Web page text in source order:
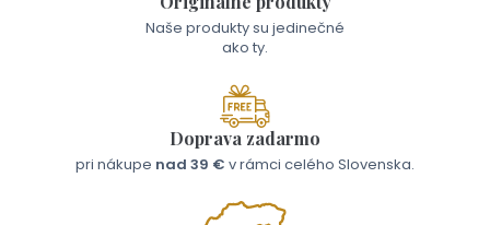
Naše produkty su jedinečné
ako ty.
Doprava zadarmo
pri nákupe nad 39 € v rámci celého Slovenska.